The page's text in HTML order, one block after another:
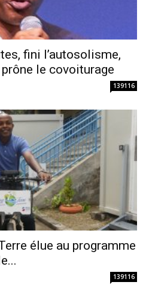
fini l’autosolisme,
le covoiturage
139116
élue au programme
139116